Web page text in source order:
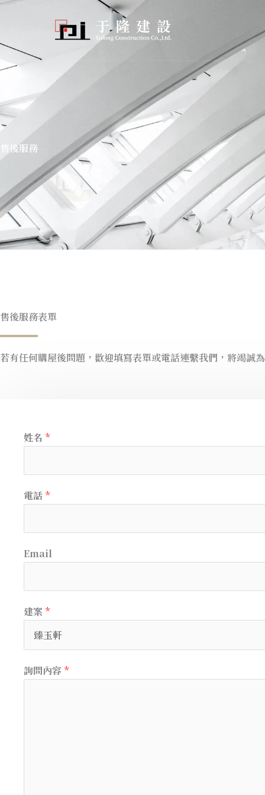
跳
主
要
售後服務
售後服務表單
若有任何購屋後問題，歡迎填寫表單或電話連繫我們，將竭誠
姓名 *
電話 *
Email
建案 *
詢問內容 *